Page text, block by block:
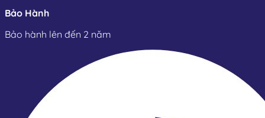
dòng lưu chất đi qua nên yêu cầu làm từ vật liệu có
khả năng chịu được áp lực, nhiệt độ cao, chống
được hóa chất ăn mòn như vật liệu inox, gang,
Giúp tạo ra lực đàn hồi để đẩy trục van về vị
trí ban đầu khi ngừng cấp điện.
Cuộn coil điện:
Được làm từ dây đồng giúp tạo ra
từ trường để điều khiển van hoạt động ổn định khi
nhận được tín hiệu điện áp từ 24V, 220V, 380V.
Bảo Hành
Bảo hành lên đến 2 năm